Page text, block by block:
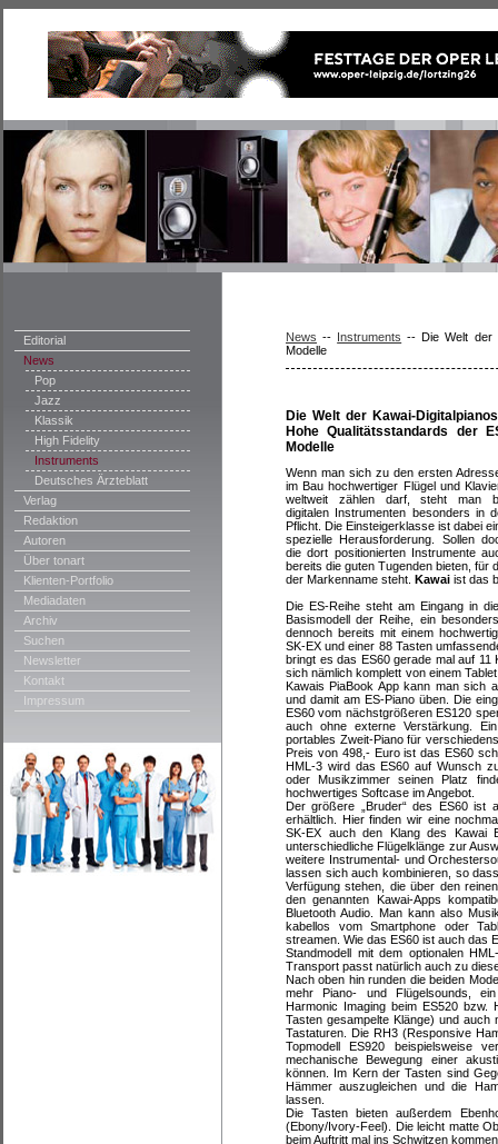
Editorial
News
Pop
Jazz
Klassik
High Fidelity
Instruments
Deutsches Ärzteblatt
Verlag
Redaktion
Autoren
Über tonart
Klienten-Portfolio
Mediadaten
Archiv
Suchen
Newsletter
Kontakt
Impressum
News -- Instruments --Die Welt der
Modelle
Die Welt der Kawai-
Hohe Qualitätsstandards der
Modelle
Wenn man sich zu den ersten
im Bau hochwertiger Flügel und
weltweit zählen darf, steht man
digitalen Instrumenten besonders in
Pflicht. Die Einsteigerklasse ist dabei
spezielle Herausforderung. Sollen
die dort positionierten Instrumente
bereits die guten Tugenden bieten, für
der Markenname steht. Kawai ist das
Die ES-Reihe steht am Eingang in
Basismodell der Reihe, ein
dennoch bereits mit einem
SK-EX und einer 88 Tasten
bringt es das ES60 gerade mal auf
sich nämlich komplett von einem
Kawais PiaBook App kann man sich
und damit am ES-Piano üben. Die
ES60 vom nächstgrößeren ES120
auch ohne externe Verstärkung.
portables Zweit-Piano für
Preis von 498,- Euro ist das ES60
HML-3 wird das ES60 auf Wunsch
oder Musikzimmer seinen Platz
hochwertiges Softcase im Angebot.
Der größere „Bruder“ des ES60 ist
erhältlich. Hier finden wir eine
SK-EX auch den Klang des Kawai
unterschiedliche Flügelklänge zur
weitere Instrumental- und
lassen sich auch kombinieren, so
Verfügung stehen, die über den
den genannten Kawai-Apps
Bluetooth Audio. Man kann also
kabellos vom Smartphone oder
streamen. Wie das ES60 ist auch das
Standmodell mit dem optionalen
Transport passt natürlich auch zu
Nach oben hin runden die beiden
mehr Piano- und Flügelsounds,
Harmonic Imaging beim ES520 bzw.
Tasten gesampelte Klänge) und auch
Tastaturen. Die RH3 (Responsive
Topmodell ES920 beispielsweise
mechanische Bewegung einer
können. Im Kern der Tasten sind
Hämmer auszugleichen und die
lassen.
Die Tasten bieten außerdem
(Ebony/Ivory-Feel). Die leicht matte
beim Auftritt mal ins Schwitzen